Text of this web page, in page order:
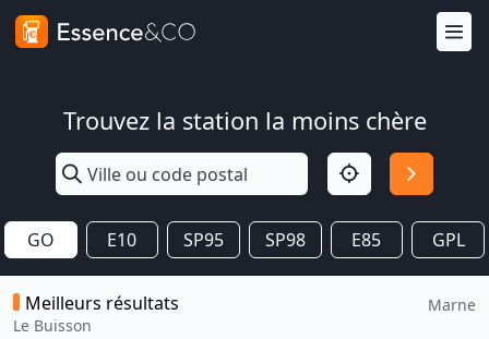
Trouvez la station la moins chère
GO E10 SP95 SP98 E85 GPL
Meilleurs résultats
Le Buisson
Marne